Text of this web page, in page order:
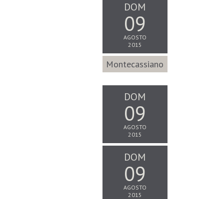
DOM
09
AGOSTO
2015
Montecassiano
DOM
09
AGOSTO
2015
DOM
09
AGOSTO
2015